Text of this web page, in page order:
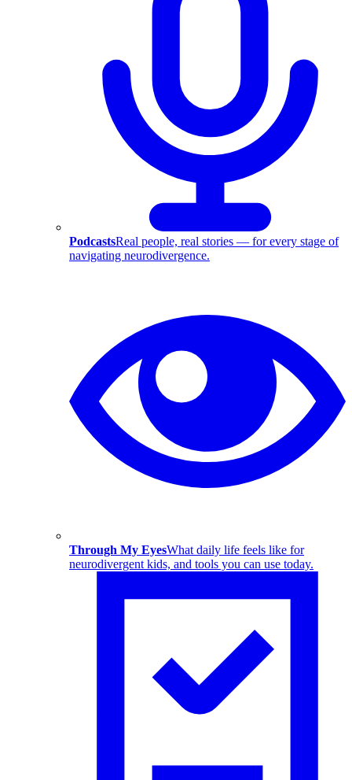
PodcastsReal people, real stories — for every stage of
navigating neurodivergence.
Through My EyesWhat daily life feels like for
neurodivergent kids, and tools you can use today.